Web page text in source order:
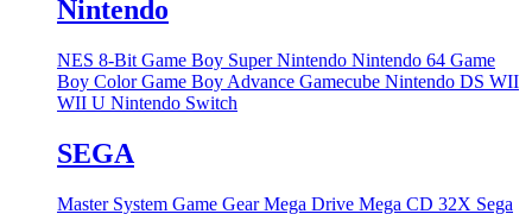
Nintendo
NES 8-Bit Game Boy Super Nintendo Nintendo 64 Game
Boy ColorGame Boy Advance Gamecube Nintendo DS WII
WII U Nintendo Switch
SEGA
Master System Game GearMega Drive Mega CD 32X Sega